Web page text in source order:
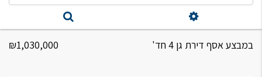
במבצע אסף דירת גן 4 חד' ₪1,030,000